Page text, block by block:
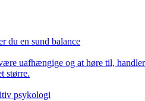
du en sund balance
uafhængige og at høre til,
større.
psykologi